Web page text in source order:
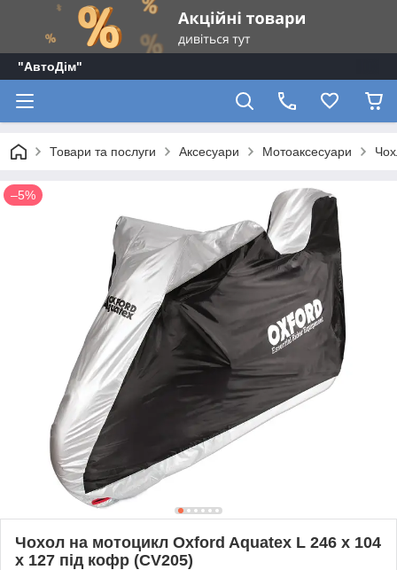
"АвтоДім"
Товари та послуги Аксесуари Мотоаксесуари
–5%
Чохол на мотоцикл Oxford Aquatex L 246 х 104
х 127 під кофр (CV205)